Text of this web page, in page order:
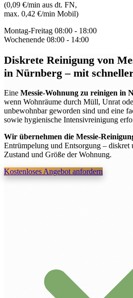
(0,09 €/min aus dt. FN,
max. 0,42 €/min Mobil)
Montag-Freitag 08:00 - 18:00
Wochenende 08:00 - 14:00
Diskrete Reinigung von
in Nürnberg– mit
Eine Messie-Wohnung zu reinigen in
wenn Wohnräume durch Müll, Unrat
unbewohnbar geworden sind und eine
sowie hygienische Intensivreinigung
Wir übernehmen die Messie-
Entrümpelung und Entsorgung – diskret
Zustand und Größe der Wohnung.
Kostenloses Angebot anfordern